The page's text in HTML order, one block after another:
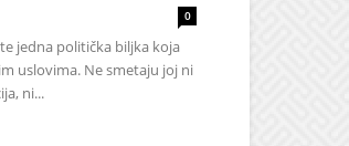
0
jedna politička biljka koja
uslovima. Ne smetaju joj ni
ni...